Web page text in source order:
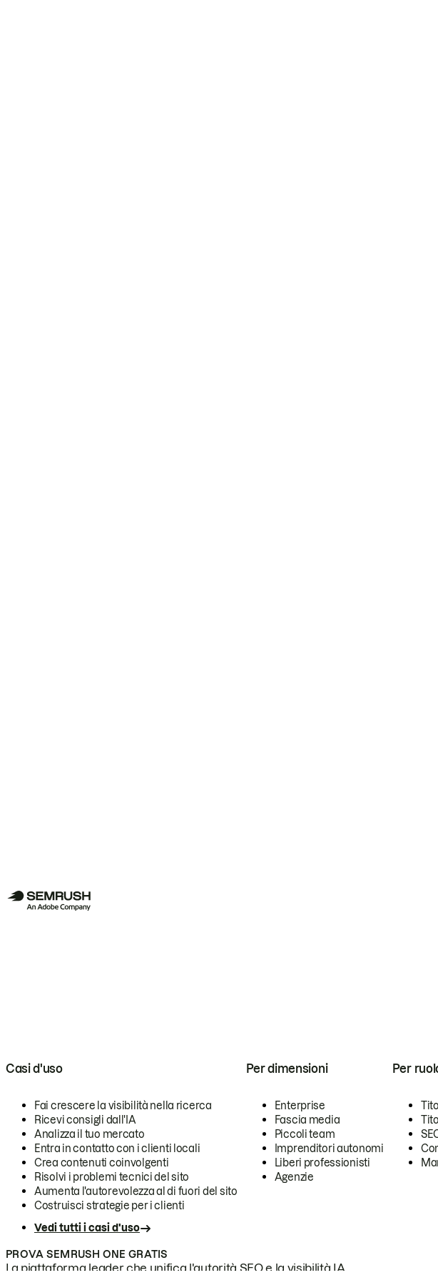
Casi d'uso
Fai crescere la visibilità nella ricerca
Ricevi consigli dall'IA
Analizza il tuo mercato
Entra in contatto con i clienti locali
Crea contenuti coinvolgenti
Risolvi i problemi tecnici del sito
Aumenta l'autorevolezza al di fuori del sito
Costruisci strategie per i clienti
Vedi tutti i casi d'uso
Per dimensioni
Enterprise
Fascia media
Piccoli team
Imprenditori autonomi
Liberi professionisti
Agenzie
Per
PROVA SEMRUSH ONE GRATIS
La piattaforma leader che unifica l'autorità SEO e la visibilità IA.